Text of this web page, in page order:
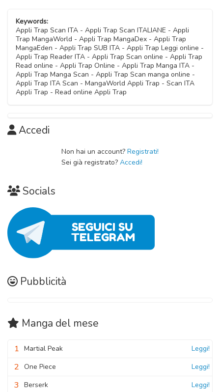
Capitolo 04
11 Gennaio 2021
Capitolo 03
Capitolo 01
Keywords:
Appli Trap Scan ITA - Appli Trap Scan ITALIANE - Appli
Trap MangaWorld - Appli Trap MangaDex - Appli Trap
MangaEden - Appli Trap SUB ITA - Appli Trap Leggi online -
Appli Trap Reader ITA - Appli Trap Scan online - Appli Trap
Read online - Appli Trap Online - Appli Trap Manga ITA -
Appli Trap Manga Scan - Appli Trap Scan manga online -
Appli Trap ITA Scan - MangaWorld Appli Trap - Scan ITA
Appli Trap - Read online Appli Trap
Accedi
Non hai un account? Registrati!
Sei già registrato? Accedi!
Socials
Pubblicità
Manga del mese
1 Martial Peak Leggi!
2 One Piece Leggi!
3 Berserk Leggi!